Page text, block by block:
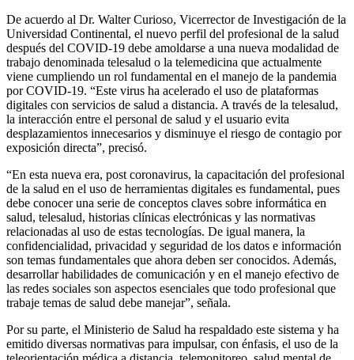
De acuerdo al Dr. Walter Curioso, Vicerrector de Investigación de la
Universidad Continental, el nuevo perfil del profesional de la salud
después del COVID-19 debe amoldarse a una nueva modalidad de
trabajo denominada telesalud o la telemedicina que actualmente
viene cumpliendo un rol fundamental en el manejo de la pandemia
por COVID-19. “Este virus ha acelerado el uso de plataformas
digitales con servicios de salud a distancia. A través de la telesalud,
la interacción entre el personal de salud y el usuario evita
desplazamientos innecesarios y disminuye el riesgo de contagio por
exposición directa”, precisó.
“En esta nueva era, post coronavirus, la capacitación del profesional
de la salud en el uso de herramientas digitales es fundamental, pues
debe conocer una serie de conceptos claves sobre informática en
salud, telesalud, historias clínicas electrónicas y las normativas
relacionadas al uso de estas tecnologías. De igual manera, la
confidencialidad, privacidad y seguridad de los datos e información
son temas fundamentales que ahora deben ser conocidos. Además,
desarrollar habilidades de comunicación y en el manejo efectivo de
las redes sociales son aspectos esenciales que todo profesional que
trabaje temas de salud debe manejar”, señala.
Por su parte, el Ministerio de Salud ha respaldado este sistema y ha
emitido diversas normativas para impulsar, con énfasis, el uso de la